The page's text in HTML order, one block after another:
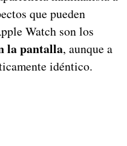
que pueden
Watch son los
la pantalla, aunque a
idéntico.